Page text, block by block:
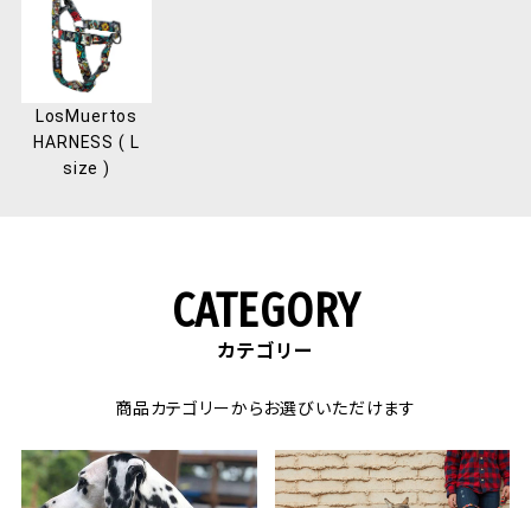
LosMuertos
HARNESS ( L
size )
CATEGORY
カテゴリー
商品カテゴリーからお選びいただけます